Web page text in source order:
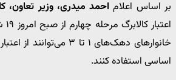
بر اساس اعلام احمد میدری، وزیر تعاون،
خانوارهای دهک‌های ۱ تا ۳
اساسی استفاده کنند.